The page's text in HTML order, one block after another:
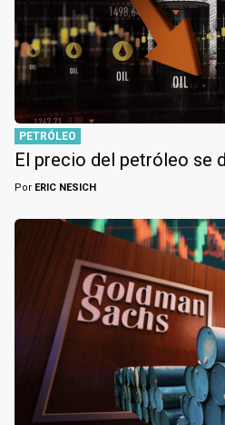
PETRÓLEO
El precio del petróleo se
Por ERIC NESICH